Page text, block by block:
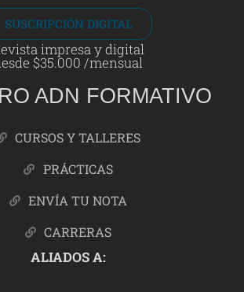
SUSCRIPCIÓN DIGITAL
impresa y digital
$35.000 /mensual
ADN FORMATIVO
CURSOS Y TALLERES
PRÁCTICAS
ENVÍA TU NOTA
CARRERAS
ALIADOS A: